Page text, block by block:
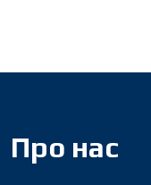
Про нас